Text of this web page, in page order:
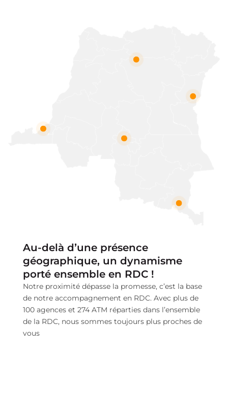
Au-delà dʼune présence
géographique, un dynamisme
porté ensemble en RDC !
Notre proximité dépasse la promesse, c’est la base
de notre accompagnement en RDC. Avec plus de
100 agences et 274 ATM réparties dans l’ensemble
de la RDC, nous sommes toujours plus proches de
vous